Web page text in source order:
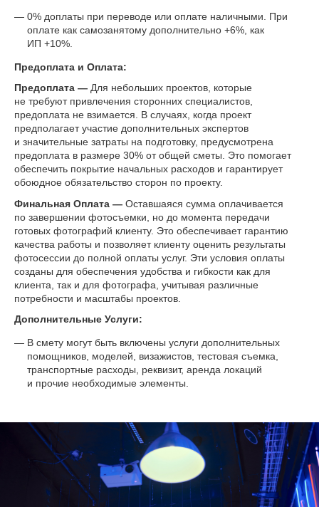
0% доплаты при переводе или оплате наличными. При
оплате как самозанятому дополнительно +6%, как
ИП +10%.
Предоплата и Оплата:
Предоплата — Для небольших проектов, которые
не требуют привлечения сторонних специалистов,
предоплата не взимается. В случаях, когда проект
предполагает участие дополнительных экспертов
и значительные затраты на подготовку, предусмотрена
предоплата в размере 30% от общей сметы. Это помогает
обеспечить покрытие начальных расходов и гарантирует
обоюдное обязательство сторон по проекту.
Финальная Оплата — Оставшаяся сумма оплачивается
по завершении фотосъемки, но до момента передачи
готовых фотографий клиенту. Это обеспечивает гарантию
качества работы и позволяет клиенту оценить результаты
фотосессии до полной оплаты услуг. Эти условия оплаты
созданы для обеспечения удобства и гибкости как для
клиента, так и для фотографа, учитывая различные
потребности и масштабы проектов.
Дополнительные Услуги:
В смету могут быть включены услуги дополнительных
помощников, моделей, визажистов, тестовая съемка,
транспортные расходы, реквизит, аренда локаций
и прочие необходимые элементы.